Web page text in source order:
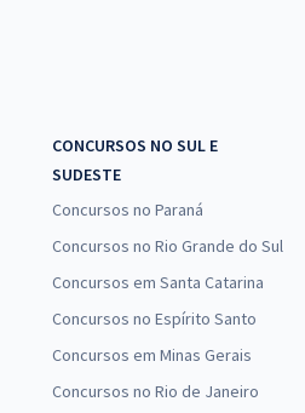
CONCURSOS NO SUL E
SUDESTE
Concursos no Paraná
Concursos no Rio Grande do Sul
Concursos em Santa Catarina
Concursos no Espírito Santo
Concursos em Minas Gerais
Concursos no Rio de Janeiro